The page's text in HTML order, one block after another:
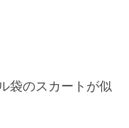
袋のスカートが似